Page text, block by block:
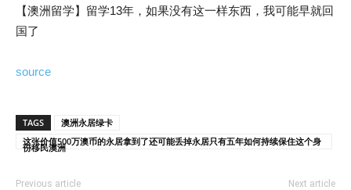
【澳洲留学】留学13年，如果没有这一样东西，我可能早就回
国了
source
TAGS
澳洲永居绿卡
这张价值500万澳币的永居拿到了还可能丢掉永居只有五年如何持续保住这个身
份移民澳洲
Previous article Next article